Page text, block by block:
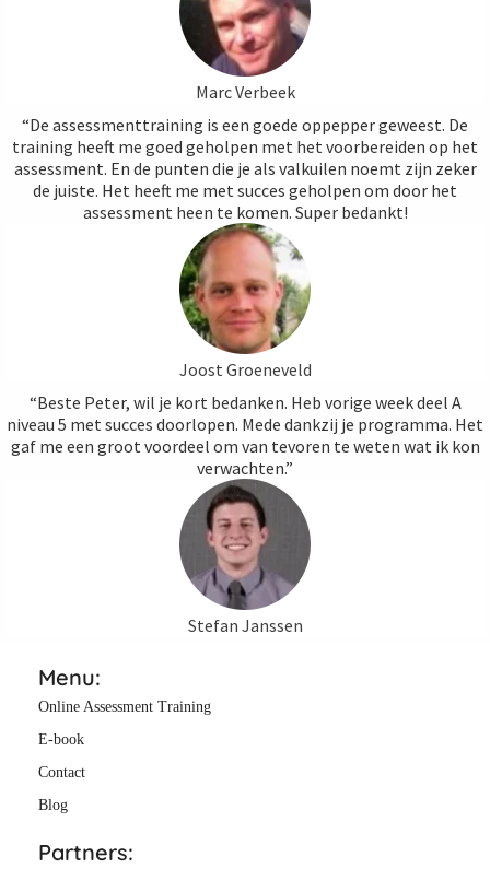
Marc Verbeek
“De assessmenttraining is een goede oppepper geweest. De
training heeft me goed geholpen met het voorbereiden op het
assessment. En de punten die je als valkuilen noemt zijn zeker
de juiste. Het heeft me met succes geholpen om door het
assessment heen te komen. Super bedankt!
Joost Groeneveld
“Beste Peter, wil je kort bedanken. Heb vorige week deel A
niveau 5 met succes doorlopen. Mede dankzij je programma. Het
gaf me een groot voordeel om van tevoren te weten wat ik kon
verwachten.”
Stefan Janssen
Menu:
Online Assessment Training
E-book
Contact
Blog
Partners: